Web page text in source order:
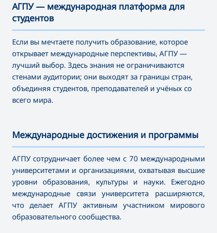
АГПУ — международная платформа для
студентов
Если вы мечтаете получить образование, которое
открывает международные перспективы, АГПУ —
лучший выбор. Здесь знания не ограничиваются
стенами аудитории; они выходят за границы стран,
объединяя студентов, преподавателей и учёных со
всего мира.
Международные достижения и программы
АГПУ сотрудничает более чем с 70 международными
университетами и организациями, охватывая высшие
уровни образования, культуры и науки. Ежегодно
международные связи университета расширяются,
что делает АГПУ активным участником мирового
образовательного сообщества.